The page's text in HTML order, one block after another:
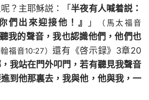
？主耶穌説：「 半夜有人喊着説：
們出來迎接他！』
」
（馬太福音
我的聲音，我也認識他們，他們也
翰福音10:27）還有《啓示録》3章20
我站在門外叩門，若有聽見我聲音
到他那裏去，我與他，他與我，一